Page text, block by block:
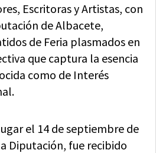
Escritoras y Artistas, con
de Albacete,
de Feria plasmados en
que captura la esencia
como de Interés
el 14 de septiembre de
Diputación, fue recibido